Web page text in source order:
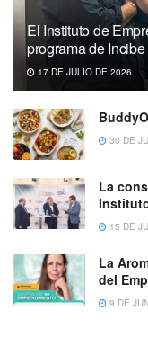
El Instituto de
programa de Incibe
17 DE JULIO DE 2026
30 DE
La
15 DE
La
del
9 DE